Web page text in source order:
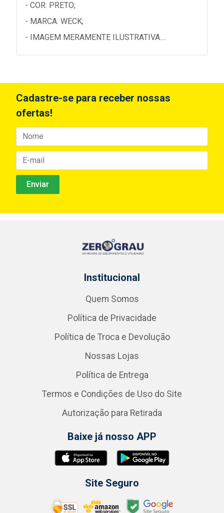
- COR: PRETO;
- MARCA: WECK;
- IMAGEM MERAMENTE ILUSTRATIVA....
Cadastre-se para receber nossas
ofertas!
Institucional
Quem Somos
Política de Privacidade
Política de Troca e Devolução
Nossas Lojas
Política de Entrega
Termos e Condições de Uso do Site
Autorização para Retirada
Baixe já nosso APP
Site Seguro